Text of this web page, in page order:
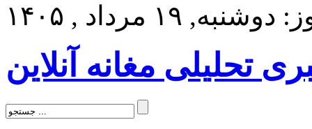
۱۹ مرداد , ۱۴۰۵
تحلیلی مغانه آنلاین